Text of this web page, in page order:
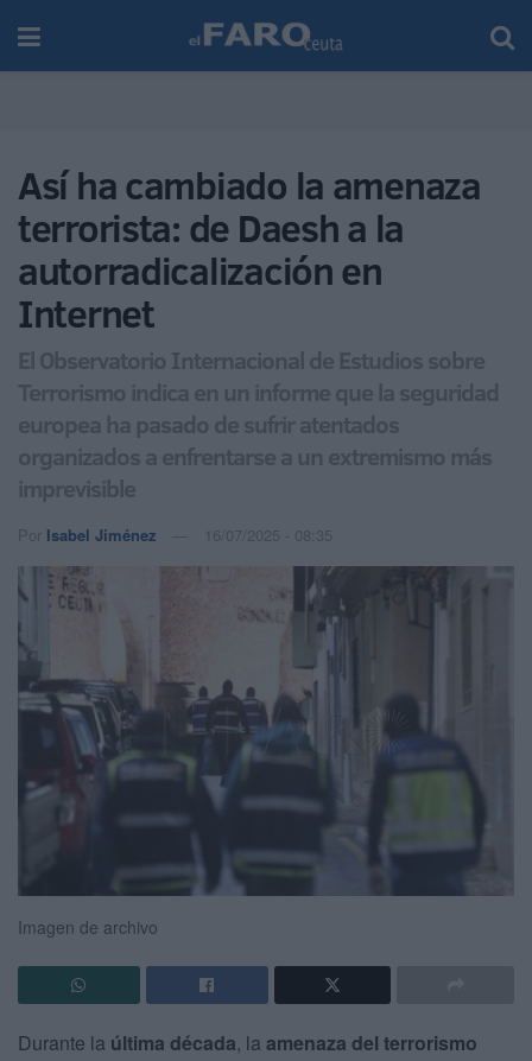
Así ha cambiado la amenaza
terrorista: de Daesh a la
autorradicalización en
Internet
El Observatorio Internacional de Estudios sobre
Terrorismo indica en un informe que la seguridad
europea ha pasado de sufrir atentados
organizados a enfrentarse a un extremismo más
imprevisible
Por Isabel Jiménez 16/07/2025 - 08:35
Imagen de archivo
Durante la última década, la amenaza del terrorismo